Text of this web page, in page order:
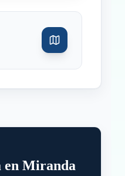
en Miranda